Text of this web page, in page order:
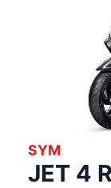
SYM
JET 4